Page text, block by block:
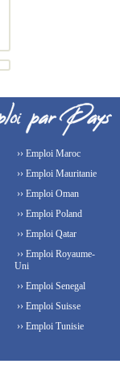
›› Emploi Maroc
›› Emploi Mauritanie
›› Emploi Oman
›› Emploi Poland
›› Emploi Qatar
›› Emploi Royaume-
Uni
›› Emploi Senegal
›› Emploi Suisse
›› Emploi Tunisie